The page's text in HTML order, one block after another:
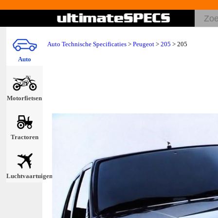
Auto
Motorfietsen
Tractoren
Luchtvaartuigen
Auto Technische Specificaties > Peugeot > 205 > 205